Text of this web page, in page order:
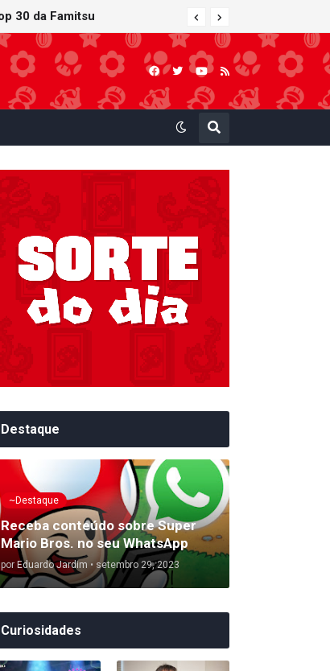
30 da Famitsu
gráfica exclusiva
Destaque
~Destaque
Receba conteúdo sobre Super
Mario Bros. no seu WhatsApp
por Eduardo Jardim • setembro 29, 2023
Curiosidades